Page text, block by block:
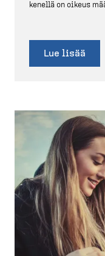
kenellä on oikeus
Lue lisää